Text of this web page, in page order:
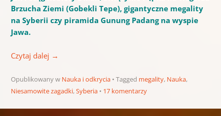
Brzucha Ziemi (Gobekli Tepe), gigantyczne megality
na Syberii czy piramida Gunung Padang na wyspie
Jawa.
Czytaj dalej →
Opublikowany w Nauka i odkrycia Tagged megality, Nauka,
Niesamowite zagadki,Syberia 17 komentarzy